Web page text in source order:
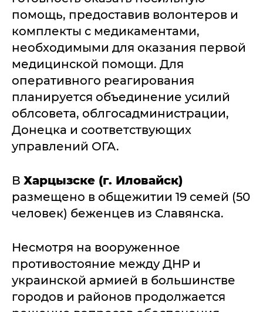
помощь, предоставив волонтеров и
комплекты с медикаментами,
необходимыми для оказания первой
медицинской помощи. Для
оперативного реагирования
планируется объединение усилий
облсовета, облгосадминистрации,
Донецка и соответствующих
управлений ОГА.
В Харцызске (г. Иловайск)
размещено в общежитии 19 семей (50
человек) беженцев из Славянска.
Несмотря на вооруженное
противостояние между ДНР и
украинской армией в большинстве
городов и районов продолжается